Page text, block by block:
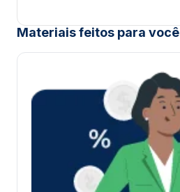
Materiais feitos para você